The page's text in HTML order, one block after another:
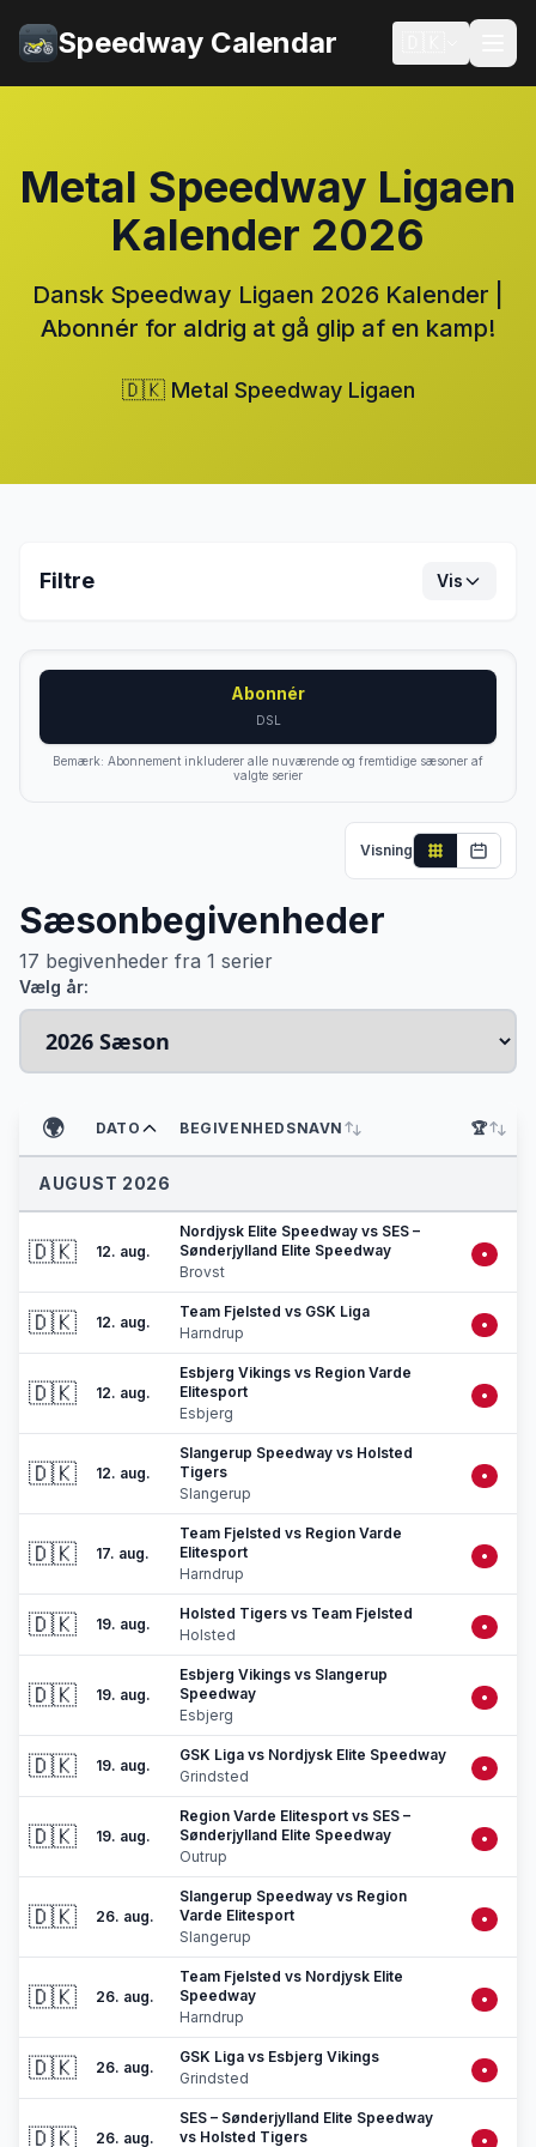
Speedway Calendar
Metal Speedway Ligaen
Kalender 2026
Dansk Speedway Ligaen 2026 Kalender |
Abonnér for aldrig at gå glip af en kamp!
🇩🇰 Metal Speedway Ligaen
Filtre Vis
Abonnér
DSL
Bemærk: Abonnement inkluderer alle nuværende og fremtidige sæsoner af
valgte serier
Visning
Sæsonbegivenheder
17 begivenheder fra 1 serier
Vælg år:
🌍 DATO BEGIVENHEDSNAVN 🏆
AUGUST 2026
🇩🇰 12. aug.
Nordjysk Elite Speedway vs SES –
Sønderjylland Elite Speedway
Brovst
•
🇩🇰 12. aug.
Team Fjelsted vs GSK Liga
Harndrup
•
🇩🇰 12. aug.
Esbjerg Vikings vs Region Varde
Elitesport
Esbjerg
•
🇩🇰 12. aug.
Slangerup Speedway vs Holsted
Tigers
Slangerup
•
🇩🇰 17. aug.
Team Fjelsted vs Region Varde
Elitesport
Harndrup
•
🇩🇰 19. aug.
Holsted Tigers vs Team Fjelsted
Holsted
•
🇩🇰 19. aug.
Esbjerg Vikings vs Slangerup
Speedway
Esbjerg
•
🇩🇰 19. aug.
GSK Liga vs Nordjysk Elite Speedway
Grindsted
•
🇩🇰 19. aug.
Region Varde Elitesport vs SES –
Sønderjylland Elite Speedway
Outrup
•
🇩🇰 26. aug.
Slangerup Speedway vs Region
Varde Elitesport
Slangerup
•
🇩🇰 26. aug.
Team Fjelsted vs Nordjysk Elite
Speedway
Harndrup
•
🇩🇰 26. aug.
GSK Liga vs Esbjerg Vikings
Grindsted
•
🇩🇰 26. aug.
SES – Sønderjylland Elite Speedway
vs Holsted Tigers
•